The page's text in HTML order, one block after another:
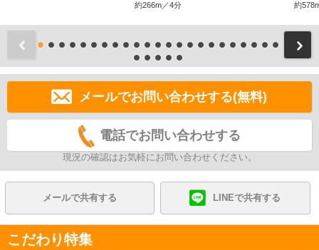
約266m／4分 約
前
メールでお問い合わせする(無料)
電話でお問い合わせする
現況の確認はお気軽にお問い合わせください。
メールで共有する LINEで共有する
こだわり特集